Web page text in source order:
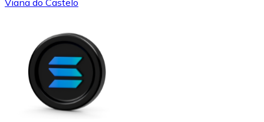
Viana do Castelo